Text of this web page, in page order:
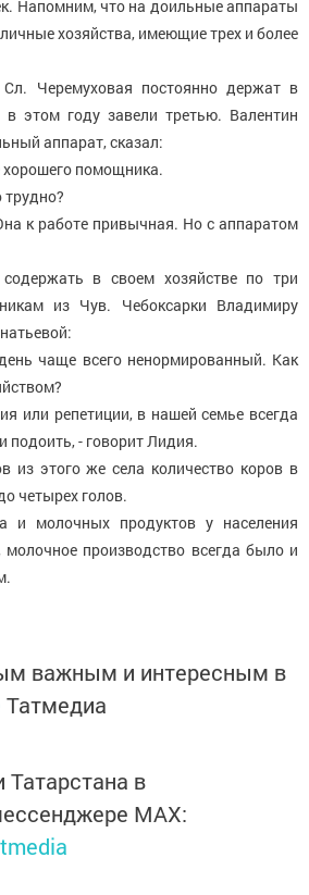
Напомним, что на доильные аппараты
хозяйства, имеющие трех и более
Черемуховая постоянно держат в
в этом году завели третью. Валентин
аппарат, сказал:
хорошего помощника.
к работе привычная. Но с аппаратом
в своем хозяйстве по три
из Чув. Чебоксарки Владимиру
чаще всего ненормированный. Как
или репетиции, в нашей семье всегда
подоить, - говорит Лидия.
из этого же села количество коров в
четырех голов.
и молочных продуктов у населения
молочное производство всегда было и
важным и интересным в
Татмедиа
Татарстана в
MАХ: